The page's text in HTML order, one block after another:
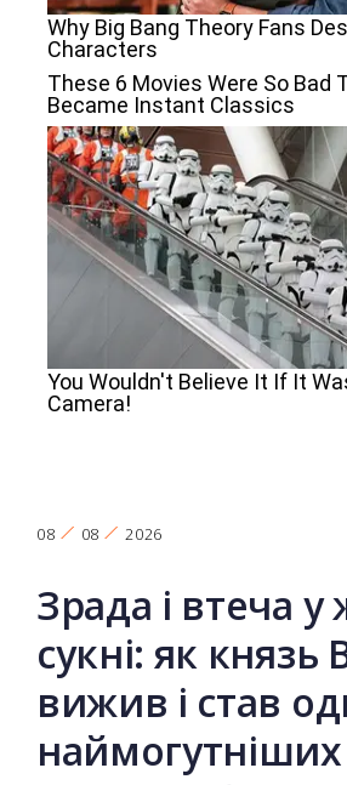
08 08 2026
Зрада і втеча у
сукні: як князь
вижив і став
наймогутніших